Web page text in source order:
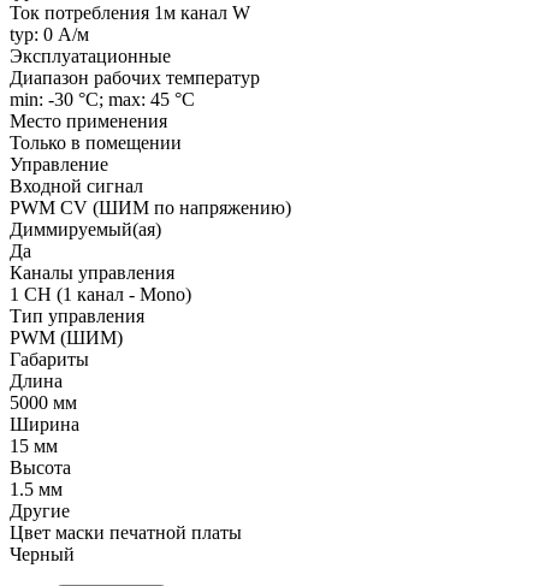
Ток потребления 1м канал W
typ: 0 А/м
Эксплуатационные
Диапазон рабочих температур
min: -30 °C; max: 45 °C
Место применения
Только в помещении
Управление
Входной сигнал
PWM СV (ШИМ по напряжению)
Диммируемый(ая)
Да
Каналы управления
1 CH (1 канал - Mono)
Тип управления
PWM (ШИМ)
Габариты
Длина
5000 мм
Ширина
15 мм
Высота
1.5 мм
Другие
Цвет маски печатной платы
Черный